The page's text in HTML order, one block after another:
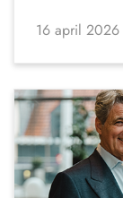
16 april 2026